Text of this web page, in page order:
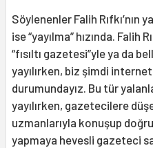
Söylenenler Falih Rıfkı’nın
ise “yayılma” hızında. Falih
“fısıltı gazetesi”yle ya da
yayılırken, biz şimdi
durumundayız. Bu tür
yayılırken, gazetecilere
uzmanlarıyla konuşup
yapmaya hevesli gazeteci